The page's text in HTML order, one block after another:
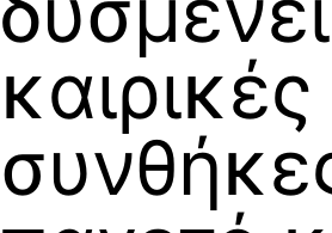
καιρικές